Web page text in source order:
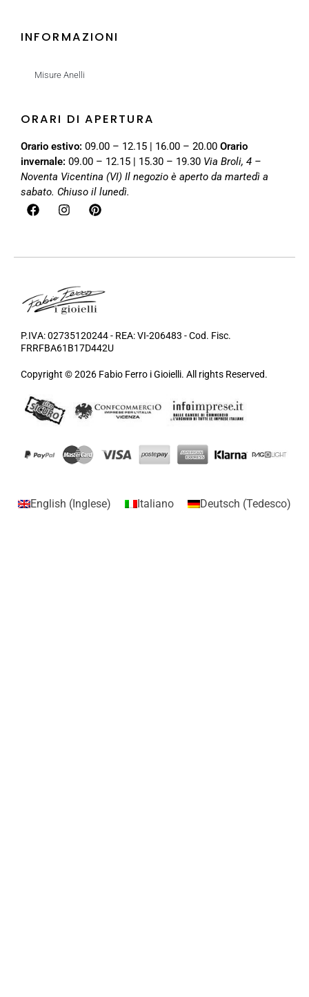
INFORMAZIONI
Misure Anelli
ORARI DI APERTURA
Orario estivo: 09.00 – 12.15 | 16.00 – 20.00 Orario
invernale: 09.00 – 12.15 | 15.30 – 19.30 Via Broli, 4 –
Noventa Vicentina (VI) Il negozio è aperto da martedì a
sabato. Chiuso il lunedì.
P.IVA: 02735120244 - REA: VI-206483 - Cod. Fisc.
FRRFBA61B17D442U
Copyright © 2026 Fabio Ferro i Gioielli. All rights Reserved.
English (Inglese) Italiano Deutsch (Tedesco)